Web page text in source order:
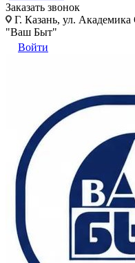
Заказать звонок
Г. Казань, ул.
"Ваш Быт"
Войти